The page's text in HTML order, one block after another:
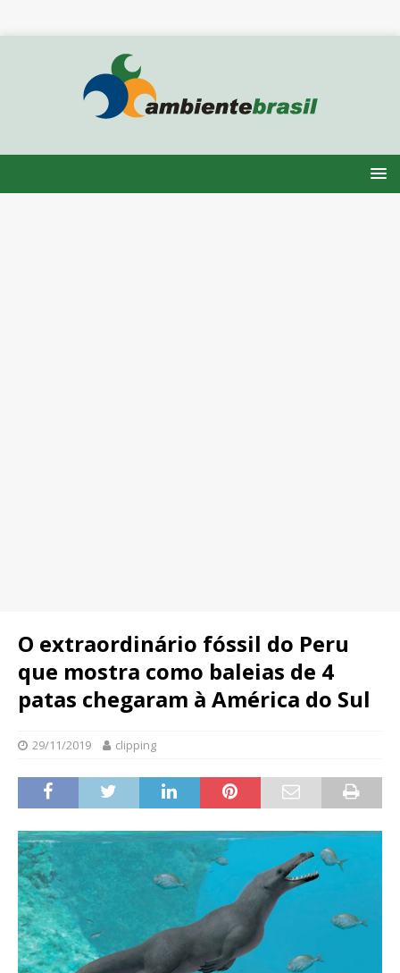
O extraordinário fóssil do Peru
que mostra como baleias de 4
patas chegaram à América do Sul
29/11/2019 clipping